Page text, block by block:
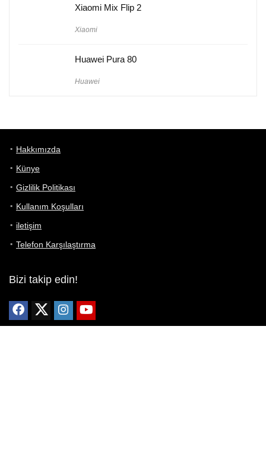
Xiaomi Mix Flip 2
Xiaomi
Huawei Pura 80
Huawei
Hakkımızda
Künye
Gizlilik Politikası
Kullanım Koşulları
iletişim
Telefon Karşılaştırma
Bizi takip edin!